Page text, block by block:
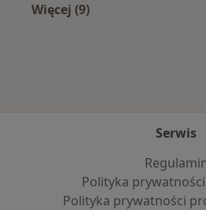
Więcej (9)
Serwis
Polityka
Polityka prywatności